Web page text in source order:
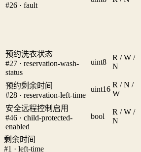
#26 · fault
预约洗衣状态
#27 · reservation-wash-
status
uint8
R / W /
N
预约剩余时间
#28 · reservation-left-time
uint16
R / N /
W
安全远程控制启用
#46 · child-protected-
enabled
bool
R / W /
N
剩余时间
#1 · left-time